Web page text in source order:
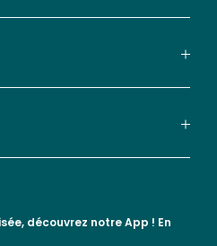
découvrez notre App ! En